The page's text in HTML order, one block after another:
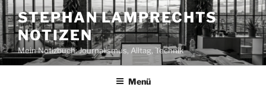
Zum
Inhalt
springen
STEPHAN LAMPRECHTS
NOTIZEN
Mein Notizbuch: Journalismus, Alltag, Technik
Menü